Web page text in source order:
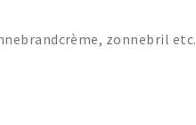
zonnebril etc.